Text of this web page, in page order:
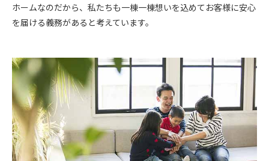
ホームなのだから、私たちも一棟一棟想いを込めてお客様に安心
を届ける義務があると考えています。